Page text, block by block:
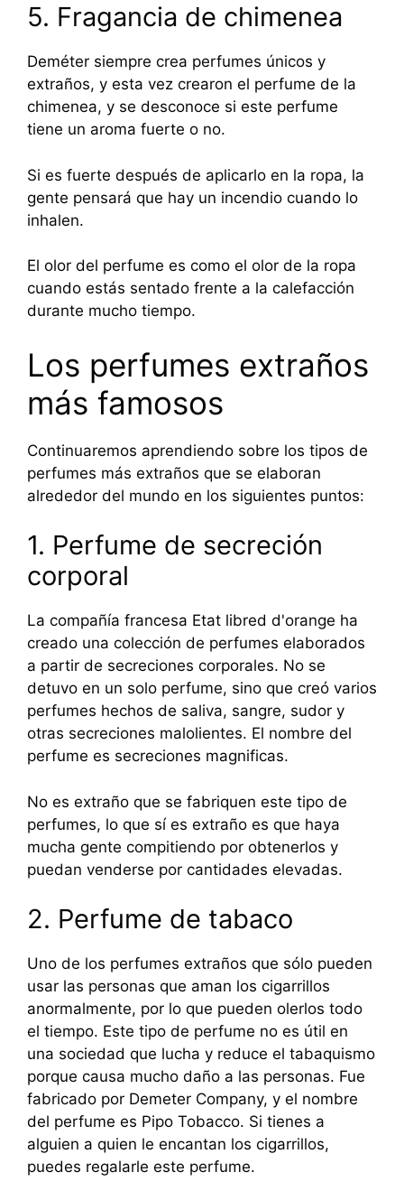
5. Fragancia de chimenea
Deméter siempre crea perfumes únicos y
extraños, y esta vez crearon el perfume de la
chimenea, y se desconoce si este perfume
tiene un aroma fuerte o no.
Si es fuerte después de aplicarlo en la ropa, la
gente pensará que hay un incendio cuando lo
inhalen.
El olor del perfume es como el olor de la ropa
cuando estás sentado frente a la calefacción
durante mucho tiempo.
Los perfumes extraños
más famosos
Continuaremos aprendiendo sobre los tipos de
perfumes más extraños que se elaboran
alrededor del mundo en los siguientes puntos:
1. Perfume de secreción
corporal
La compañía francesa Etat libred d'orange ha
creado una colección de perfumes elaborados
a partir de secreciones corporales. No se
detuvo en un solo perfume, sino que creó varios
perfumes hechos de saliva, sangre, sudor y
otras secreciones malolientes. El nombre del
perfume es secreciones magnificas.
No es extraño que se fabriquen este tipo de
perfumes, lo que sí es extraño es que haya
mucha gente compitiendo por obtenerlos y
puedan venderse por cantidades elevadas.
2. Perfume de tabaco
Uno de los perfumes extraños que sólo pueden
usar las personas que aman los cigarrillos
anormalmente, por lo que pueden olerlos todo
el tiempo. Este tipo de perfume no es útil en
una sociedad que lucha y reduce el tabaquismo
porque causa mucho daño a las personas. Fue
fabricado por Demeter Company, y el nombre
del perfume es Pipo Tobacco. Si tienes a
alguien a quien le encantan los cigarrillos,
puedes regalarle este perfume.